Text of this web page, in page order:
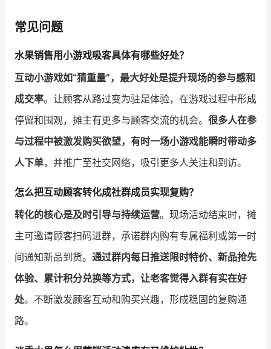
常见问题
水果销售用小游戏吸客具体有哪些好处？
互动小游戏如“猜重量”，最大好处是提升现场的参与感和
成交率。让顾客从路过变为驻足体验，在游戏过程中形成
停留和围观，摊主有更多与顾客交流的机会。 很多人在参
与过程中被激发购买欲望，有时一场小游戏能瞬时带动多
人下单，并推广至社交网络，吸引更多人关注和到访。
怎么把互动顾客转化成社群成员实现复购？
转化的核心是及时引导与持续运营。现场活动结束时，摊
主可邀请顾客扫码进群，承诺群内购有专属福利或第一时
间通知新品到货。 通过群内每日推送限时特价、新品抢先
体验、累计积分兑换等方式，让老客觉得入群有实在好
处。不断激发顾客互动和购买兴趣，形成稳固的复购通
路。